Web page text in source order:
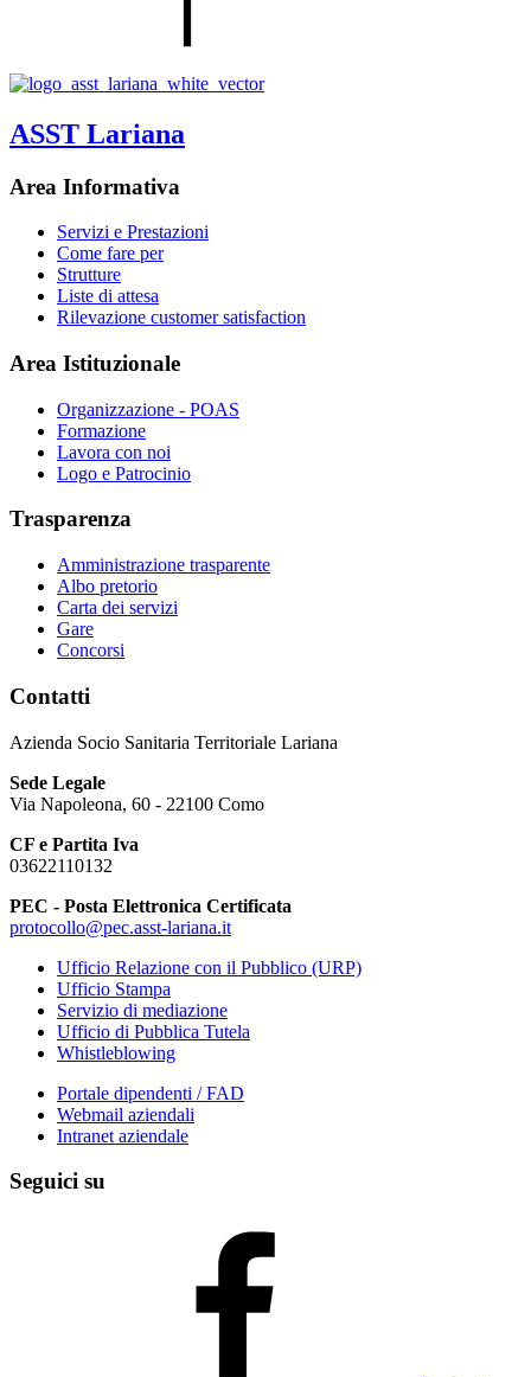
ASST Lariana
Area Informativa
Servizi e Prestazioni
Come fare per
Strutture
Liste di attesa
Rilevazione customer satisfaction
Area Istituzionale
Organizzazione - POAS
Formazione
Lavora con noi
Logo e Patrocinio
Trasparenza
Amministrazione trasparente
Albo pretorio
Carta dei servizi
Gare
Concorsi
Contatti
Azienda Socio Sanitaria Territoriale Lariana
Sede Legale
Via Napoleona, 60 - 22100 Como
CF e Partita Iva
03622110132
PEC - Posta Elettronica Certificata
protocollo@pec.asst-lariana.it
Ufficio Relazione con il Pubblico (URP)
Ufficio Stampa
Servizio di mediazione
Ufficio di Pubblica Tutela
Whistleblowing
Portale dipendenti / FAD
Webmail aziendali
Intranet aziendale
Seguici su